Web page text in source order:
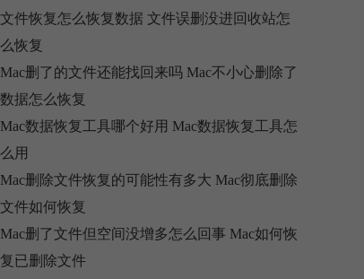
文件恢复怎么恢复数据 文件误删没进回收站怎
么恢复
Mac删了的文件还能找回来吗 Mac不小心删除了
数据怎么恢复
Mac数据恢复工具哪个好用 Mac数据恢复工具怎
么用
Mac删除文件恢复的可能性有多大 Mac彻底删除
文件如何恢复
Mac删了文件但空间没增多怎么回事 Mac如何恢
复已删除文件